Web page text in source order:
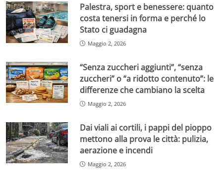
Palestra, sport e benessere: quanto
costa tenersi in forma e perché lo
Stato ci guadagna
Maggio 2, 2026
“Senza zuccheri aggiunti”, “senza
zuccheri” o “a ridotto contenuto”: le
differenze che cambiano la scelta
Maggio 2, 2026
Dai viali ai cortili, i pappi del pioppo
mettono alla prova le città: pulizia,
aerazione e incendi
Maggio 2, 2026